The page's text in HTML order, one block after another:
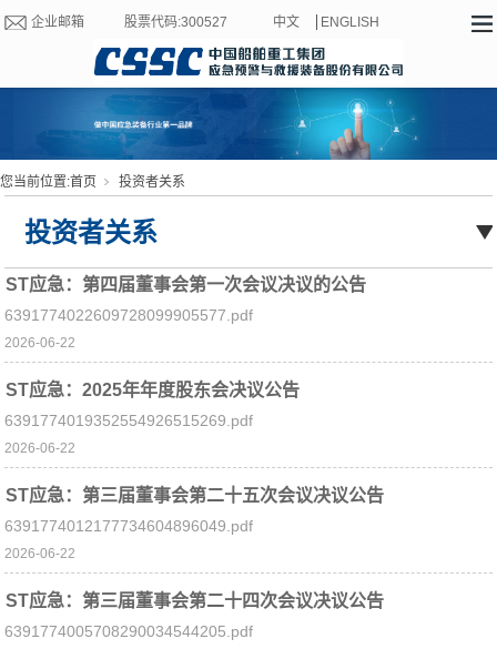
企业邮箱 股票代码:300527 中文 ENGLISH
您当前位置:首页 投资者关系
投资者关系
ST应急：第四届董事会第一次会议决议的公告
6391774022609728099905577.pdf
2026-06-22
ST应急：2025年年度股东会决议公告
6391774019352554926515269.pdf
2026-06-22
ST应急：第三届董事会第二十五次会议决议公告
6391774012177734604896049.pdf
2026-06-22
ST应急：第三届董事会第二十四次会议决议公告
6391774005708290034544205.pdf